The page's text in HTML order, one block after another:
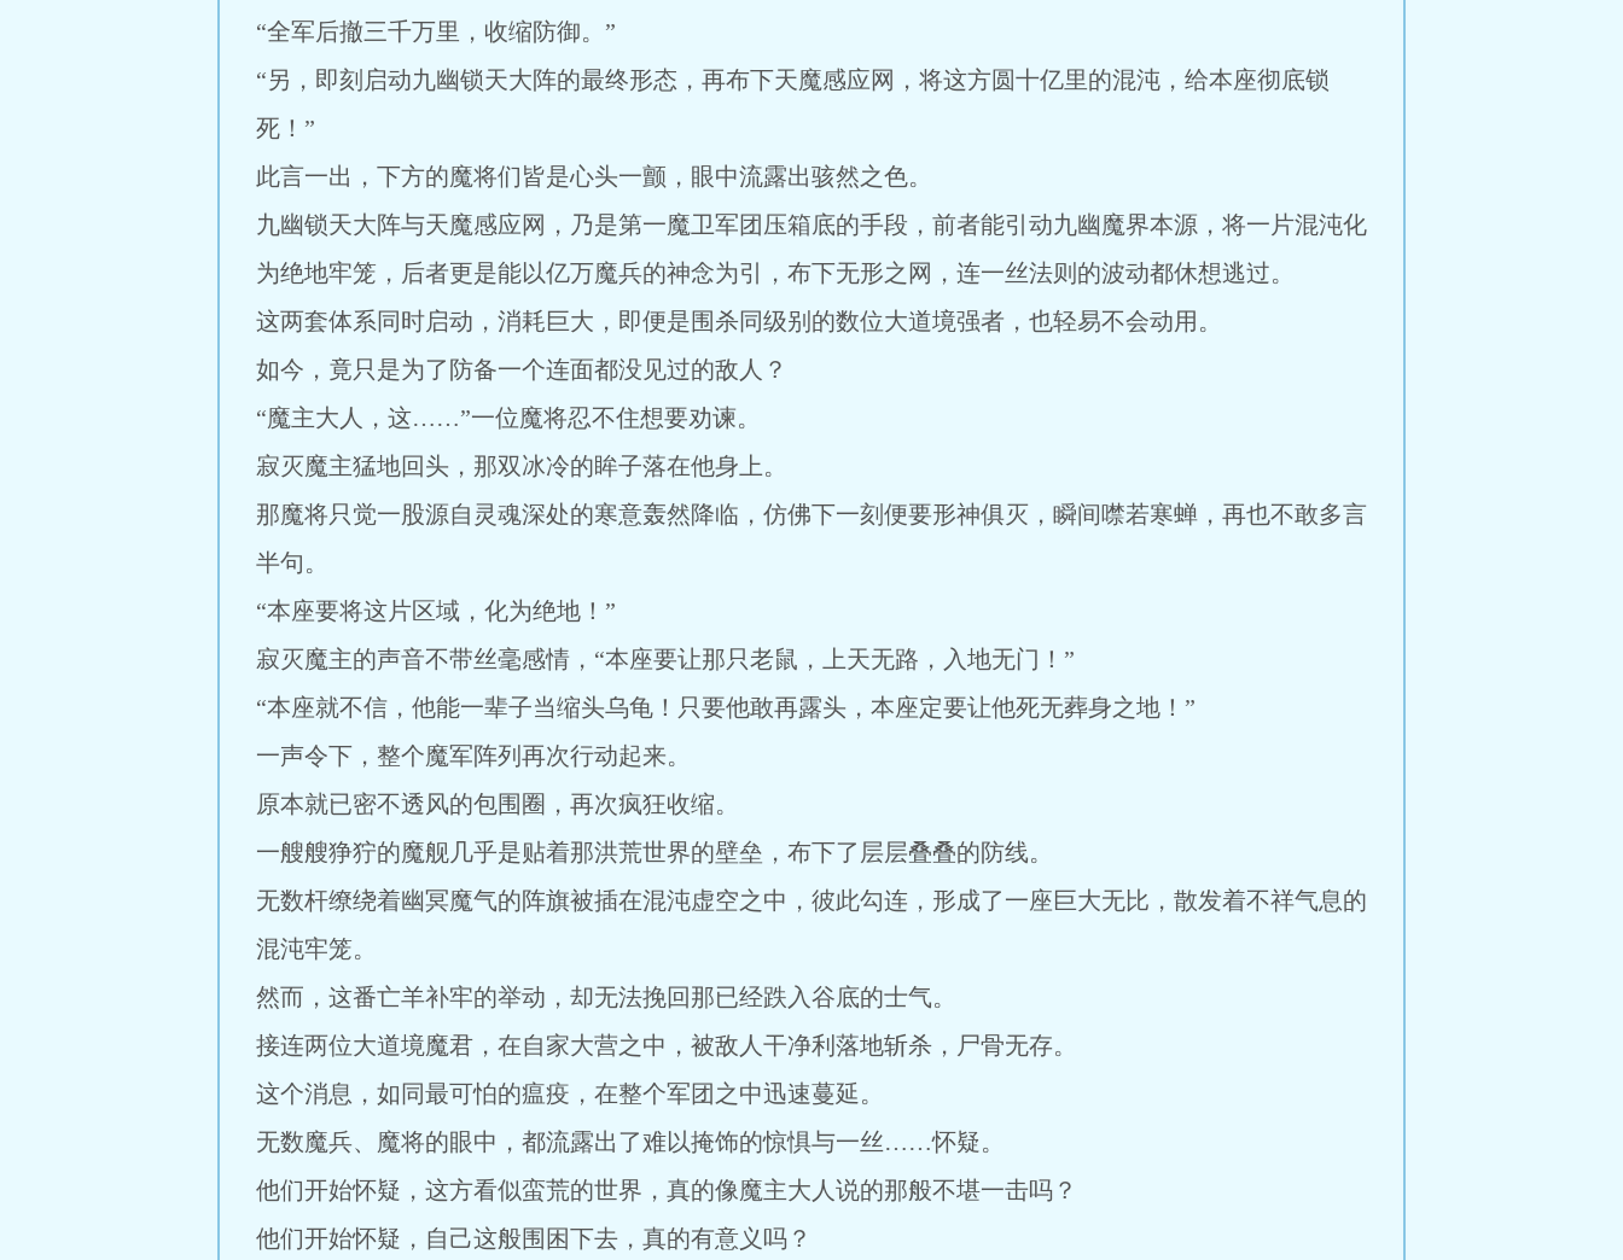
“全军后撤三千万里，收缩防御。”
“另，即刻启动九幽锁天大阵的最终形态，再布下天魔感应网，将这方圆十亿里的混沌，给本座彻底锁
死！”
此言一出，下方的魔将们皆是心头一颤，眼中流露出骇然之色。
九幽锁天大阵与天魔感应网，乃是第一魔卫军团压箱底的手段，前者能引动九幽魔界本源，将一片混沌化
为绝地牢笼，后者更是能以亿万魔兵的神念为引，布下无形之网，连一丝法则的波动都休想逃过。
这两套体系同时启动，消耗巨大，即便是围杀同级别的数位大道境强者，也轻易不会动用。
如今，竟只是为了防备一个连面都没见过的敌人？
“魔主大人，这……”一位魔将忍不住想要劝谏。
寂灭魔主猛地回头，那双冰冷的眸子落在他身上。
那魔将只觉一股源自灵魂深处的寒意轰然降临，仿佛下一刻便要形神俱灭，瞬间噤若寒蝉，再也不敢多言
半句。
“本座要将这片区域，化为绝地！”
寂灭魔主的声音不带丝毫感情，“本座要让那只老鼠，上天无路，入地无门！”
“本座就不信，他能一辈子当缩头乌龟！只要他敢再露头，本座定要让他死无葬身之地！”
一声令下，整个魔军阵列再次行动起来。
原本就已密不透风的包围圈，再次疯狂收缩。
一艘艘狰狞的魔舰几乎是贴着那洪荒世界的壁垒，布下了层层叠叠的防线。
无数杆缭绕着幽冥魔气的阵旗被插在混沌虚空之中，彼此勾连，形成了一座巨大无比，散发着不祥气息的
混沌牢笼。
然而，这番亡羊补牢的举动，却无法挽回那已经跌入谷底的士气。
接连两位大道境魔君，在自家大营之中，被敌人干净利落地斩杀，尸骨无存。
这个消息，如同最可怕的瘟疫，在整个军团之中迅速蔓延。
无数魔兵、魔将的眼中，都流露出了难以掩饰的惊惧与一丝……怀疑。
他们开始怀疑，这方看似蛮荒的世界，真的像魔主大人说的那般不堪一击吗？
他们开始怀疑，自己这般围困下去，真的有意义吗？